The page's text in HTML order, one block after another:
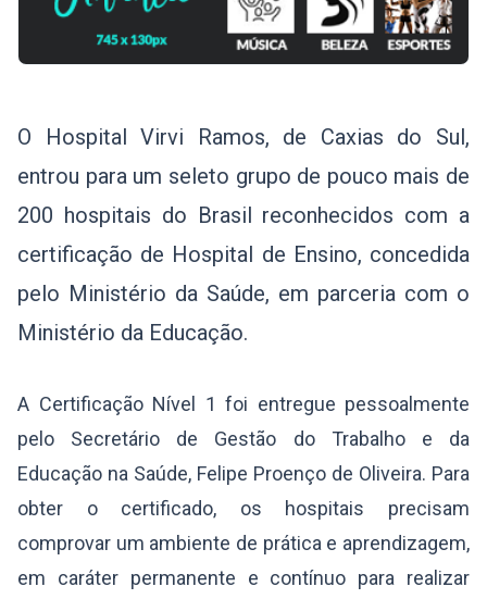
O Hospital Virvi Ramos, de Caxias do Sul,
entrou para um seleto grupo de pouco mais de
200 hospitais do Brasil reconhecidos com a
certificação de Hospital de Ensino, concedida
pelo Ministério da Saúde, em parceria com o
Ministério da Educação.
A Certificação Nível 1 foi entregue pessoalmente
pelo Secretário de Gestão do Trabalho e da
Educação na Saúde, Felipe Proenço de Oliveira. Para
obter o certificado, os hospitais precisam
comprovar um ambiente de prática e aprendizagem,
em caráter permanente e contínuo para realizar